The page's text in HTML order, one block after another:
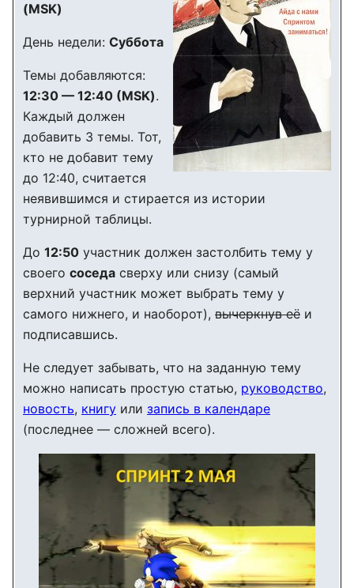
(MSK)
День недели: Суббота
Темы добавляются:
12:30 — 12:40 (MSK).
Каждый должен
добавить 3 темы. Тот,
кто не добавит тему
до 12:40, считается
неявившимся и стирается из истории
турнирной таблицы.
До 12:50 участник должен застолбить тему у
своего соседа сверху или снизу (самый
верхний участник может выбрать тему у
самого нижнего, и наоборот), вычеркнув её и
подписавшись.
Не следует забывать, что на заданную тему
можно написать простую статью, руководство,
новость, книгу или запись в календаре
(последнее — сложней всего).